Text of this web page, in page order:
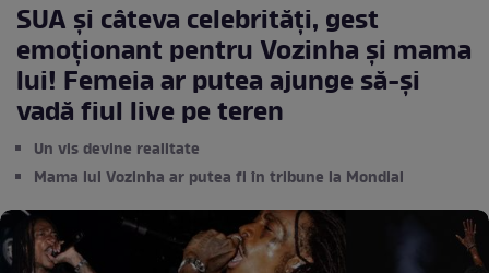
SUA și câteva celebrități, gest
emoționant pentru Vozinha și mama
lui! Femeia ar putea ajunge să-și
vadă fiul live pe teren
Un vis devine realitate
Mama lui Vozinha ar putea fi în tribune la Mondial